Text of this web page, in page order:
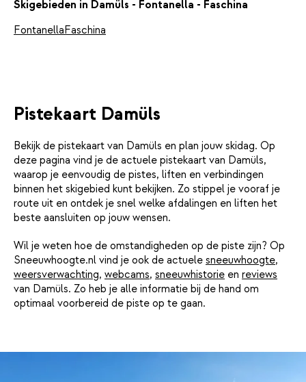
Skigebieden in Damüls - Fontanella - Faschina
FontanellaFaschina
Pistekaart Damüls
Bekijk de pistekaart van Damüls en plan jouw skidag. Op
deze pagina vind je de actuele pistekaart van Damüls,
waarop je eenvoudig de pistes, liften en verbindingen
binnen het skigebied kunt bekijken. Zo stippel je vooraf je
route uit en ontdek je snel welke afdalingen en liften het
beste aansluiten op jouw wensen.
Wil je weten hoe de omstandigheden op de piste zijn? Op
Sneeuwhoogte.nl vind je ook de actuele sneeuwhoogte,
weersverwachting, webcams, sneeuwhistorie en reviews
van Damüls. Zo heb je alle informatie bij de hand om
optimaal voorbereid de piste op te gaan.